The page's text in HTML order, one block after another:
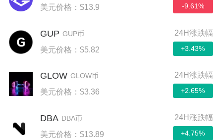
美元价格：$13.9 -9.61%
GUP GUP币
美元价格：$5.82
24H涨跌幅
+3.43%
GLOW GLOW币
美元价格：$3.36
24H涨跌幅
+2.65%
DBA DBA币
美元价格：$13.89
24H涨跌幅
+4.75%